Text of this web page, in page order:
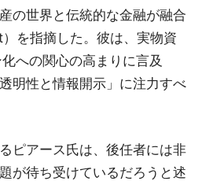
の世界と伝統的な金融が融合
を指摘した。彼は、実物資
への関心の高まりに言及
明性と情報開示」に注力すべ
ピアース氏は、後任者には非
が待ち受けているだろうと述